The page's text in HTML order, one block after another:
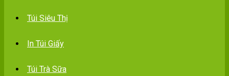
Túi Siêu Thị
In Túi Giấy
Túi Trà Sữa